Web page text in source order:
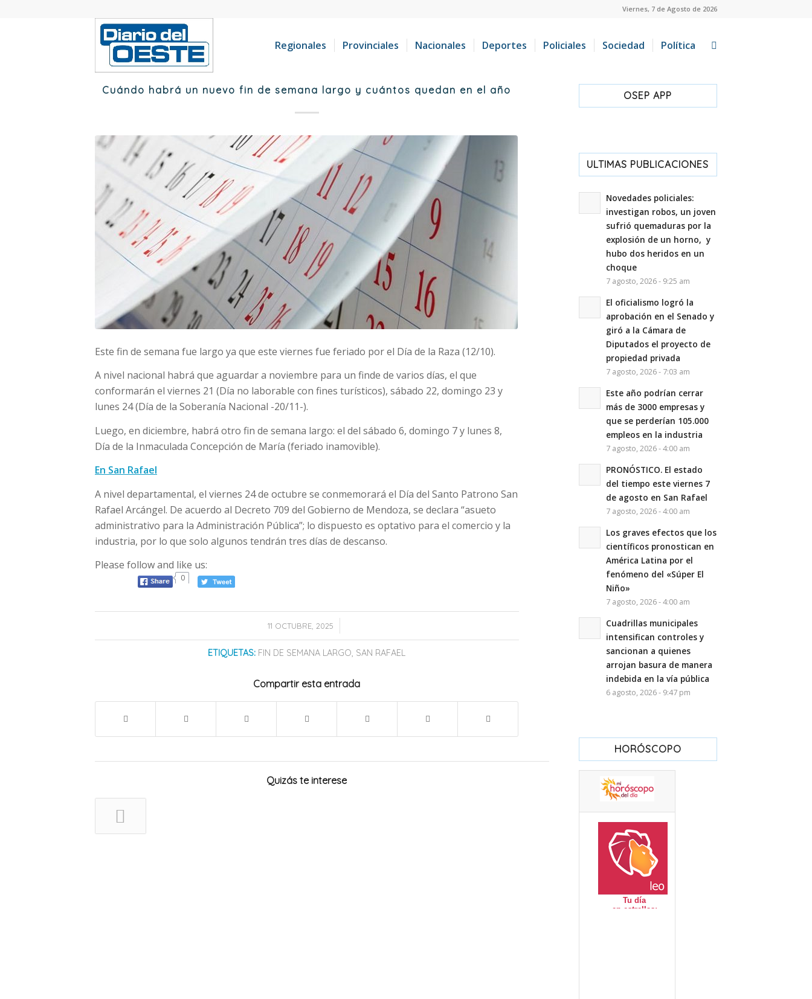
Viernes, 7 de Agosto de 2026
Regionales Provinciales Nacionales Deportes Policiales Sociedad Política
Cuándo habrá un nuevo fin de semana largo y cuántos quedan en el año
Este fin de semana fue largo ya que este viernes fue feriado por el Día de la Raza (12/10).
A nivel nacional habrá que aguardar a noviembre para un finde de varios días, el que
conformarán el viernes 21 (Día no laborable con fines turísticos), sábado 22, domingo 23 y
lunes 24 (Día de la Soberanía Nacional -20/11-).
Luego, en diciembre, habrá otro fin de semana largo: el del sábado 6, domingo 7 y lunes 8,
Día de la Inmaculada Concepción de María (feriado inamovible).
En San Rafael
A nivel departamental, el viernes 24 de octubre se conmemorará el Día del Santo Patrono San
Rafael Arcángel. De acuerdo al Decreto 709 del Gobierno de Mendoza, se declara “asueto
administrativo para la Administración Pública”; lo dispuesto es optativo para el comercio y la
industria, por lo que solo algunos tendrán tres días de descanso.
Please follow and like us:
0
11 OCTUBRE, 2025
/
ETIQUETAS: FIN DE SEMANA LARGO, SAN RAFAEL
Compartir esta entrada
Quizás te interese
OSEP APP
ULTIMAS PUBLICACIONES
Novedades policiales:
investigan robos, un joven
sufrió quemaduras por la
explosión de un horno, y
hubo dos heridos en un
choque
7 agosto, 2026 - 9:25 am
El oficialismo logró la
aprobación en el Senado y
giró a la Cámara de
Diputados el proyecto de
propiedad privada
7 agosto, 2026 - 7:03 am
Este año podrían cerrar
más de 3000 empresas y
que se perderían 105.000
empleos en la industria
7 agosto, 2026 - 4:00 am
PRONÓSTICO. El estado
del tiempo este viernes 7
de agosto en San Rafael
7 agosto, 2026 - 4:00 am
Los graves efectos que los
científicos pronostican en
América Latina por el
fenómeno del «Súper El
Niño»
7 agosto, 2026 - 4:00 am
Cuadrillas municipales
intensifican controles y
sancionan a quienes
arrojan basura de manera
indebida en la vía pública
6 agosto, 2026 - 9:47 pm
HORÓSCOPO